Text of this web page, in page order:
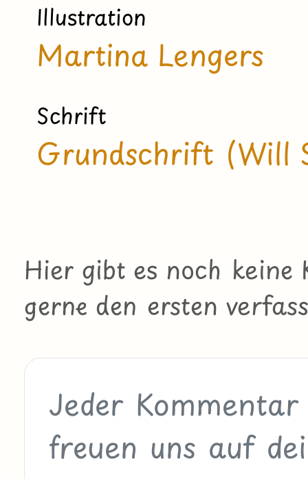
Illustration
Martina Lengers
Schrift
Grundschrift (Will
Hier gibt es noch keine
gerne den ersten